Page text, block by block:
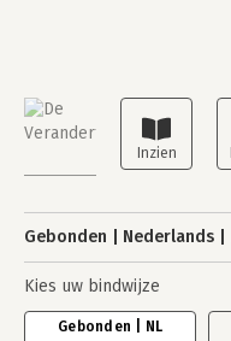
Gebonden Nederlands
Kies uw bindwijze
Gebonden | NL